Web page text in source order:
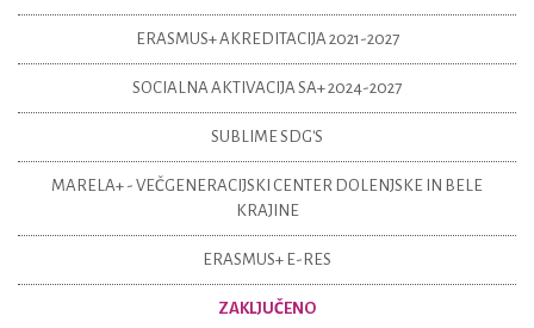
ERASMUS+ AKREDITACIJA 2021-2027
SOCIALNA AKTIVACIJA SA+ 2024-2027
SUBLIME SDG'S
MARELA+ - VEČGENERACIJSKI CENTER DOLENJSKE IN BELE
KRAJINE
ERASMUS+ E-RES
ZAKLJUČENO